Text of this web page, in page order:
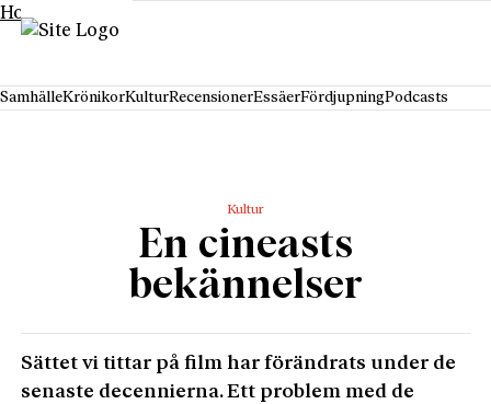
Hoppa till innehåll
SamhälleKrönikorKulturRecensionerEssäerFördjupningPodcasts
Kultur
En cineasts
bekännelser
Sättet vi tittar på film har förändrats under de
senaste decennierna. Ett problem med de